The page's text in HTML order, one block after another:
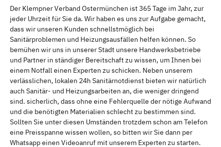
Der Klempner Verband Ostermünchen ist 365 Tage im Jahr, zur
jeder Uhrzeit für Sie da. Wir haben es uns zur Aufgabe gemacht,
dass wir unseren Kunden schnellstmöglich bei
Sanitärproblemen und Heizungsausfällen helfen können. So
bemühen wir uns in unserer Stadt unsere Handwerksbetriebe
und Partner in ständiger Bereitschaft zu wissen, um Ihnen bei
einem Notfall einen Experten zu schicken. Neben unserem
verlässlichen, lokalen 24h Sanitärnotdienst bieten wir natürlich
auch Sanitär- und Heizungsarbeiten an, die weniger dringend
sind. sicherlich, dass ohne eine Fehlerquelle der nötige Aufwand
und die benötigten Materialien schlecht zu bestimmen sind.
Sollten Sie unter diesen Umständen trotzdem schon am Telefon
eine Preisspanne wissen wollen, so bitten wir Sie dann per
Whatsapp einen Videoanruf mit unserem Experten zu starten.